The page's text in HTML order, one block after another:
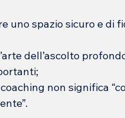
uno spazio sicuro e di
dell’ascolto
non significa